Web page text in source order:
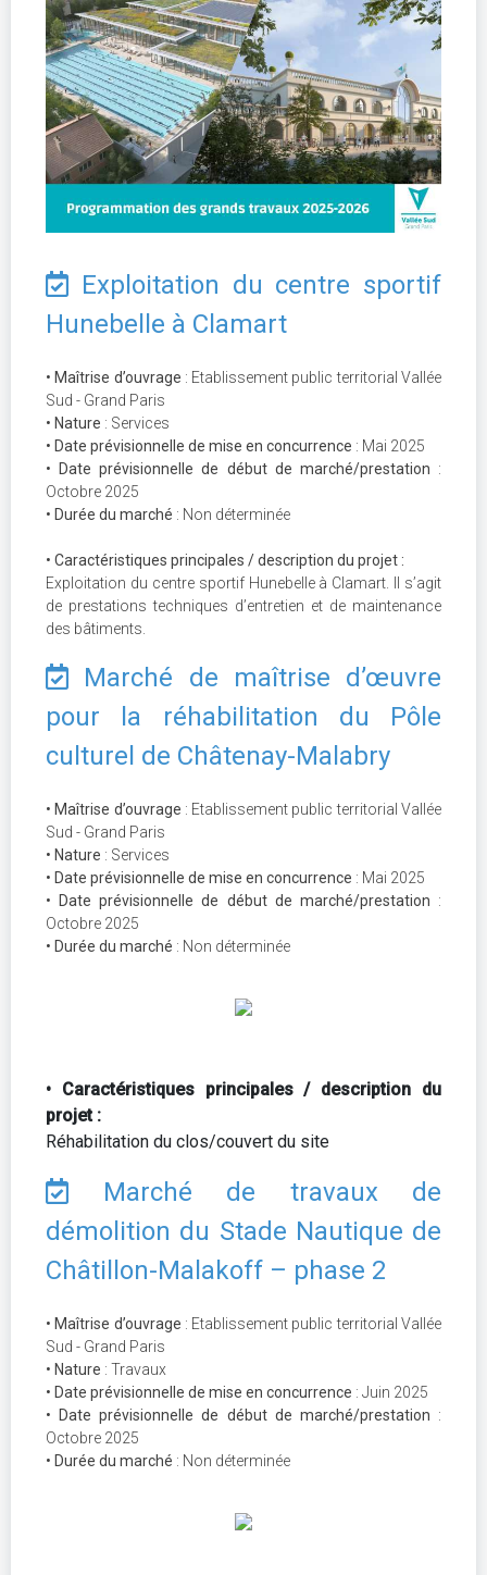
Exploitation du centre sportif
Hunebelle à Clamart
• Maîtrise d’ouvrage : Etablissement public territorial Vallée
Sud - Grand Paris
• Nature : Services
• Date prévisionnelle de mise en concurrence : Mai 2025
• Date prévisionnelle de début de marché/prestation :
Octobre 2025
• Durée du marché : Non déterminée
• Caractéristiques principales / description du projet :
Exploitation du centre sportif Hunebelle à Clamart. Il s’agit
de prestations techniques d’entretien et de maintenance
des bâtiments.
Marché de maîtrise d’œuvre
pour la réhabilitation du Pôle
culturel de Châtenay-Malabry
• Maîtrise d’ouvrage : Etablissement public territorial Vallée
Sud - Grand Paris
• Nature : Services
• Date prévisionnelle de mise en concurrence : Mai 2025
• Date prévisionnelle de début de marché/prestation :
Octobre 2025
• Durée du marché : Non déterminée
• Caractéristiques principales / description du
projet :
Réhabilitation du clos/couvert du site
Marché de travaux de
démolition du Stade Nautique de
Châtillon-Malakoff – phase 2
• Maîtrise d’ouvrage : Etablissement public territorial Vallée
Sud - Grand Paris
• Nature : Travaux
• Date prévisionnelle de mise en concurrence : Juin 2025
• Date prévisionnelle de début de marché/prestation :
Octobre 2025
• Durée du marché : Non déterminée